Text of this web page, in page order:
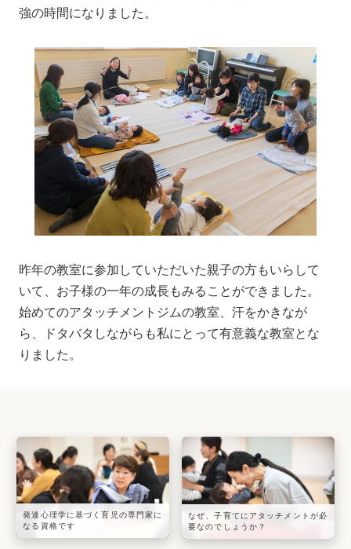
強の時間になりました。
昨年の教室に参加していただいた親子の方もいらして
いて、お子様の一年の成長もみることができました。
始めてのアタッチメントジムの教室、汗をかきなが
ら、ドタバタしながらも私にとって有意義な教室とな
りました。
発達心理学に基づく育児の専門家に
なる資格です
なぜ、子育てにアタッチメントが必
要なのでしょうか？